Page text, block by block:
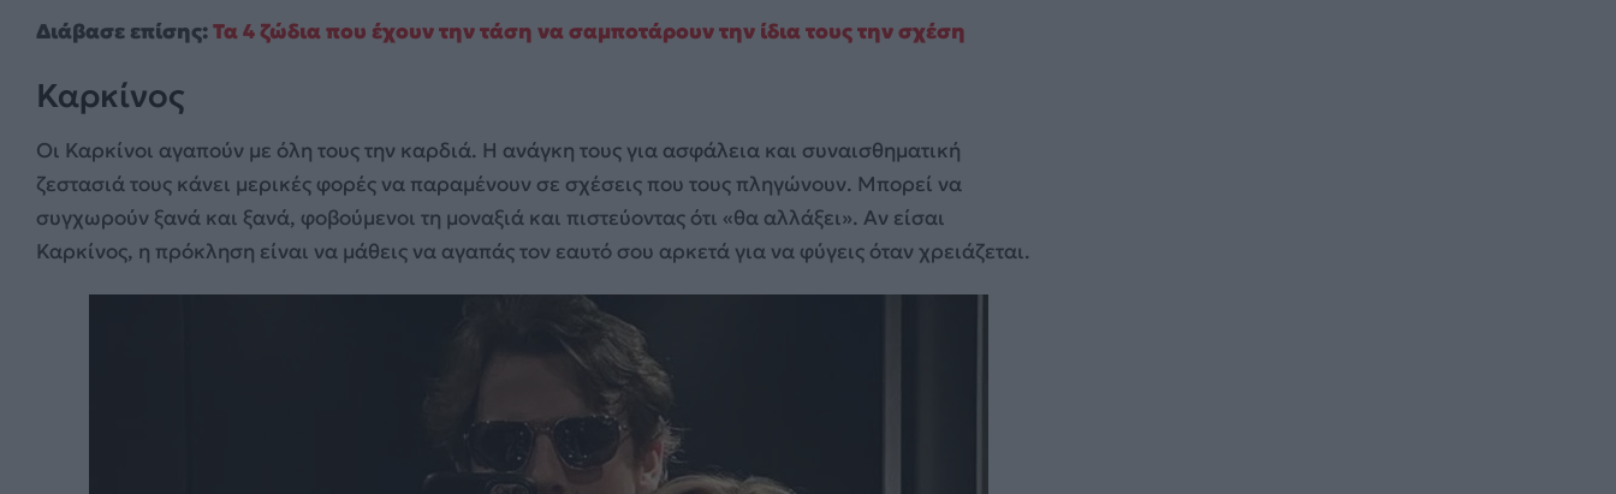
Διάβασε επίσης:Τα 4 ζώδια που έχουν την τάση να σαμποτάρουν την ίδια τους την σχέση
Καρκίνος
Οι Καρκίνοι αγαπούν με όλη τους την καρδιά. Η ανάγκη τους για ασφάλεια και συναισθηματική
ζεστασιά τους κάνει μερικές φορές να παραμένουν σε σχέσεις που τους πληγώνουν. Μπορεί να
συγχωρούν ξανά και ξανά, φοβούμενοι τη μοναξιά και πιστεύοντας ότι «θα αλλάξει». Αν είσαι
Καρκίνος, η πρόκληση είναι να μάθεις να αγαπάς τον εαυτό σου αρκετά για να φύγεις όταν χρειάζεται.